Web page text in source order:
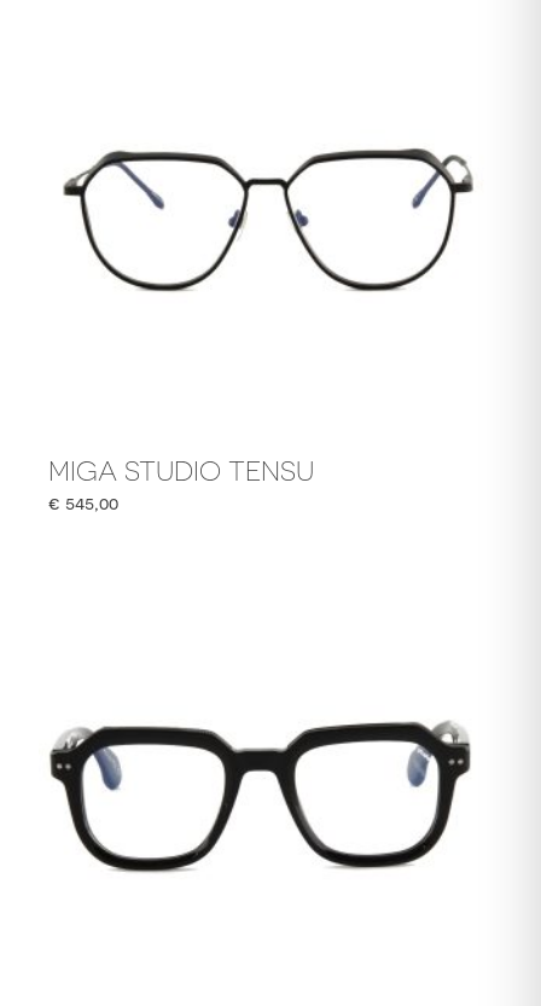
MIGA STUDIO TENSU
€ 545,00